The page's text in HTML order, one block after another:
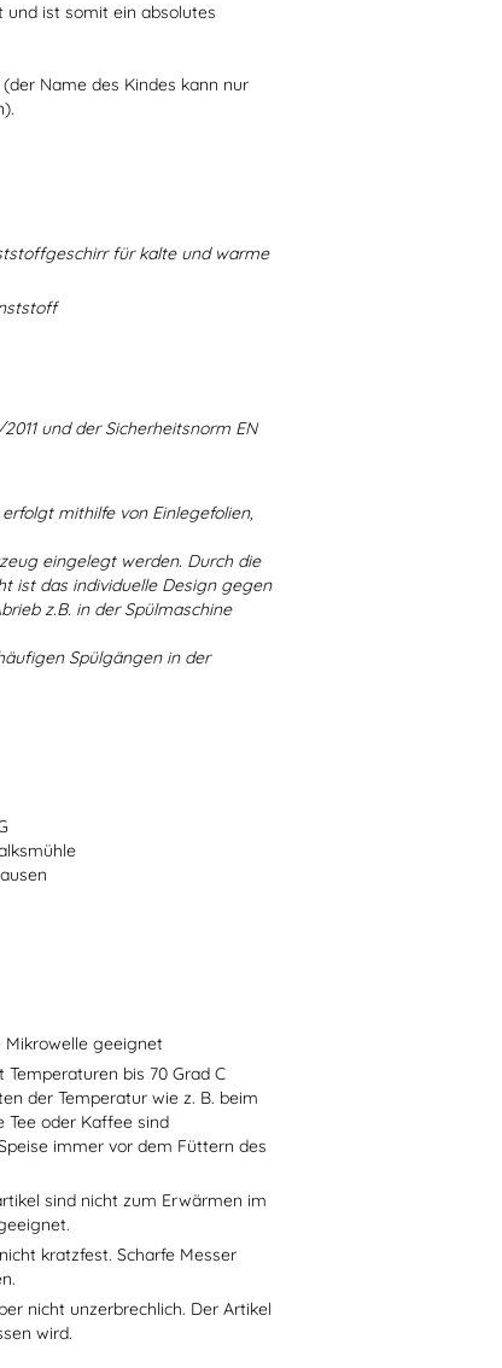
ist somit ein absolutes
Name des Kindes kann nur
für kalte und warme
und der Sicherheitsnorm EN
mithilfe von Einlegefolien,
eingelegt werden. Durch die
ist das individuelle Design gegen
z.B. in der Spülmaschine
Spülgängen in der
Mikrowelle geeignet
bis 70 Grad C
der Temperatur wie z. B. beim
Tee oder Kaffee sind
immer vor dem Füttern des
sind nicht zum Erwärmen im
kratzfest. Scharfe Messer
nicht unzerbrechlich. Der Artikel
wird.